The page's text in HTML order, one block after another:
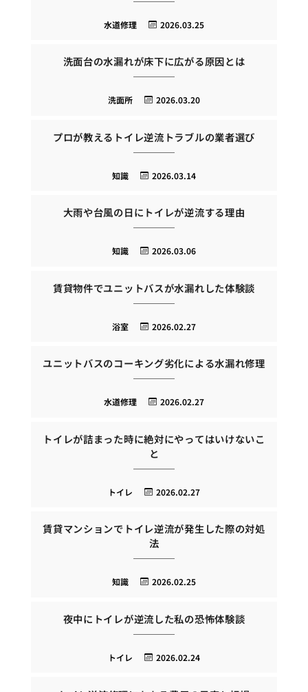
2026.03.25
水道修理
洗面台の水漏れが床下に広がる原因とは
2026.03.20
洗面所
プロが教えるトイレ逆流トラブルの業者選び
2026.03.14
知識
大雨や台風の日にトイレが逆流する理由
2026.03.06
知識
賃貸物件でユニットバスが水漏れした体験談
2026.02.27
浴室
ユニットバスのコーキング劣化による水漏れ修理
2026.02.27
水道修理
トイレが詰まった時に絶対にやってはいけないこ
と
2026.02.27
トイレ
賃貸マンションでトイレ逆流が発生した際の対処
法
2026.02.25
知識
夜中にトイレが逆流した私の恐怖体験談
2026.02.24
トイレ